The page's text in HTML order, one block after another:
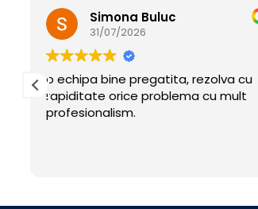
Mert Hamza ŞİRANLI
31/07/2026
Băieții de acolo IT.M-au ajutat
mult .Sunt oameni foarte
inteligenți.Recomand !